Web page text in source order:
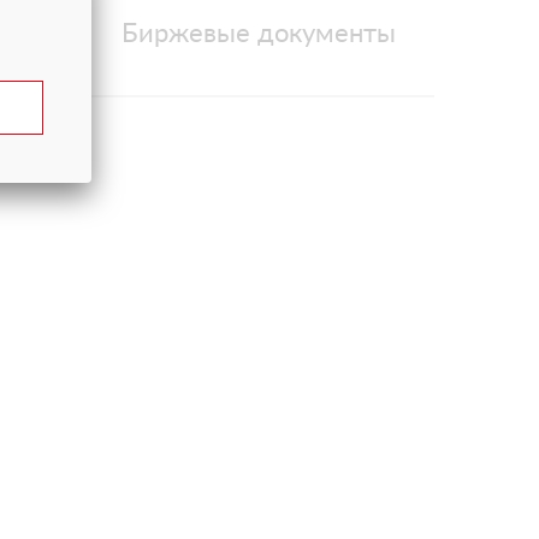
Биржевые документы